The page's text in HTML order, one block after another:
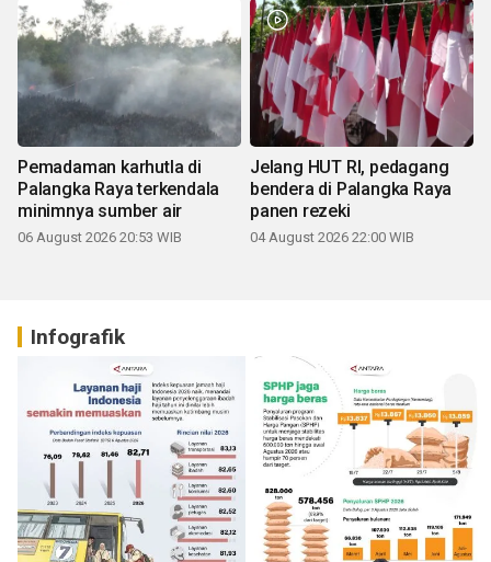
Pemadaman karhutla di
Palangka Raya terkendala
minimnya sumber air
06 August 2026 20:53 WIB
Jelang HUT RI, pedagang
bendera di Palangka Raya
panen rezeki
04 August 2026 22:00 WIB
Infografik